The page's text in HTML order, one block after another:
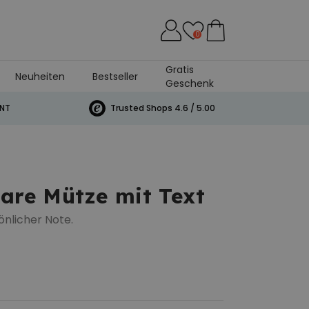
0
Neuheiten Bestseller
Gratis
Geschenk
Trusted Shops 4.6 / 5.00
Mütze mit Text
Note.